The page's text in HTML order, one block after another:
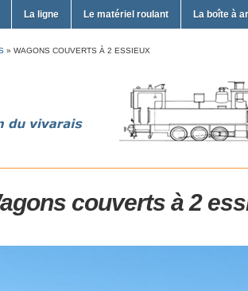
La ligne Le matériel roulant La boîte à
» WAGONS COUVERTS À 2 ESSIEUX
couverts à 2